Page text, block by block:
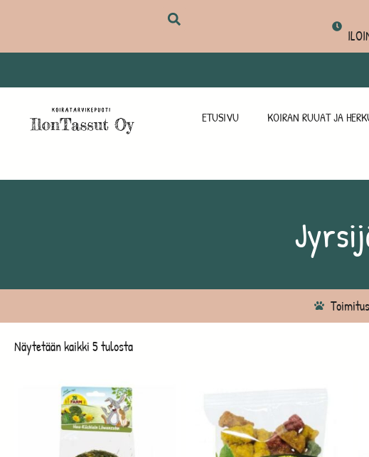
ETUSIVU KOIRAN RUUAT JA
Näytetään kaikki 5 tulosta